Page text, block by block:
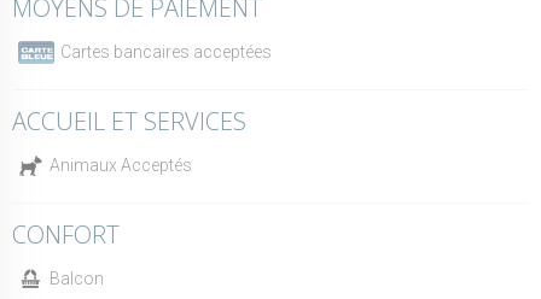
MOYENS DE PAIEMENT
Cartes bancaires acceptées
ACCUEIL ET SERVICES
Animaux Acceptés
CONFORT
Balcon